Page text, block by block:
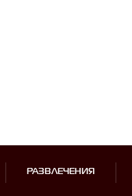
РАЗВЛЕЧЕНИЯ